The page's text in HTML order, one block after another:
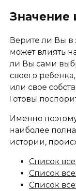
Значение
Верите ли Вы в
может влиять
ли Вы сами
своего
или свое
Готовы
Именно
наиболее
истории,
Список
Список
Список